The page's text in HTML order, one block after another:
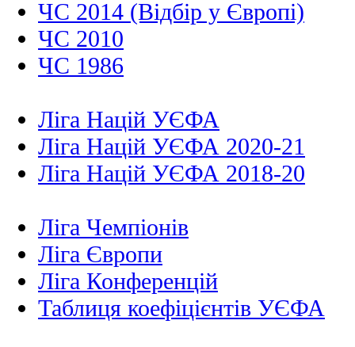
ЧС 2014 (Відбір у Європі)
ЧС 2010
ЧС 1986
Ліга Націй УЄФА
Ліга Націй УЄФА 2020-21
Ліга Націй УЄФА 2018-20
Ліга Чемпіонів
Ліга Європи
Ліга Конференцій
Таблиця коефіцієнтів УЄФА